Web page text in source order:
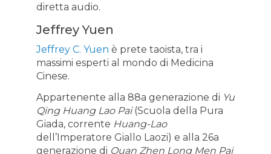
diretta audio.
Jeffrey Yuen
Jeffrey C. Yuen è prete taoista, tra i
massimi esperti al mondo di Medicina
Cinese.
Appartenente alla 88a generazione di Yu
Qing Huang Lao Pai(Scuola della Pura
Giada, corrente Huang-Lao
dell’Imperatore Giallo Laozi) e alla 26a
generazione di Quan Zhen Long Men Pai